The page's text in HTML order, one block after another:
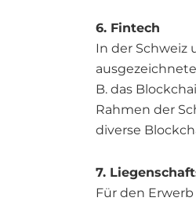
6. Fintech
In der Schweiz
B. das
Rahmen der
diverse
7.
Für den